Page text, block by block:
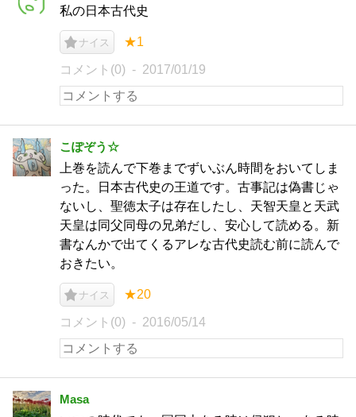
私の日本古代史
ナイス ★1
コメント(0) 2017/01/19
こぽぞう☆
上巻を読んで下巻までずいぶん時間をおいてしま
った。日本古代史の王道です。古事記は偽書じゃ
ないし、聖徳太子は存在したし、天智天皇と天武
天皇は同父同母の兄弟だし、安心して読める。新
書なんかで出てくるアレな古代史読む前に読んで
おきたい。
ナイス ★20
コメント(0) 2016/05/14
Masa